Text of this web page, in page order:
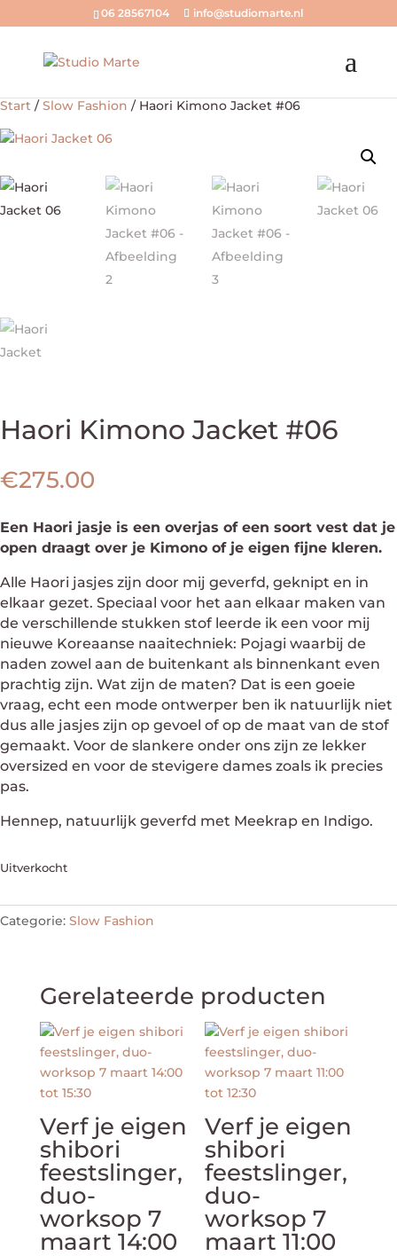
06 28567104 info@studiomarte.nl
Start /Slow Fashion / Haori Kimono Jacket #06
Haori Kimono Jacket #06
€275.00
Een Haori jasje is een overjas of een soort vest dat je
open draagt over je Kimono of je eigen fijne kleren.
Alle Haori jasjes zijn door mij geverfd, geknipt en in
elkaar gezet. Speciaal voor het aan elkaar maken van
de verschillende stukken stof leerde ik een voor mij
nieuwe Koreaanse naaitechniek: Pojagi waarbij de
naden zowel aan de buitenkant als binnenkant even
prachtig zijn. Wat zijn de maten? Dat is een goeie
vraag, echt een mode ontwerper ben ik natuurlijk niet
dus alle jasjes zijn op gevoel of op de maat van de stof
gemaakt. Voor de slankere onder ons zijn ze lekker
oversized en voor de stevigere dames zoals ik precies
pas.
Hennep, natuurlijk geverfd met Meekrap en Indigo.
Uitverkocht
Categorie: Slow Fashion
Gerelateerde producten
Verf je eigen
shibori
feestslinger,
duo-
worksop 7
maart 14:00
Verf je eigen
shibori
feestslinger,
duo-
worksop 7
maart 11:00